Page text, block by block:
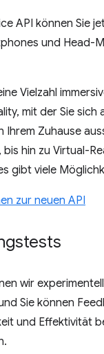
API können Sie
und Head-
Vielzahl
mit der Sie sich
Ihrem Zuhause
hin zu Virtual-
gibt viele
zur neuen API
wir
Sie können
und Effektivität